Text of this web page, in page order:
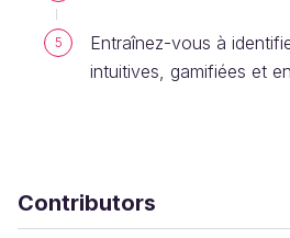
5
Entraînez-vous à
intuitives, gamifiées et
Contributors